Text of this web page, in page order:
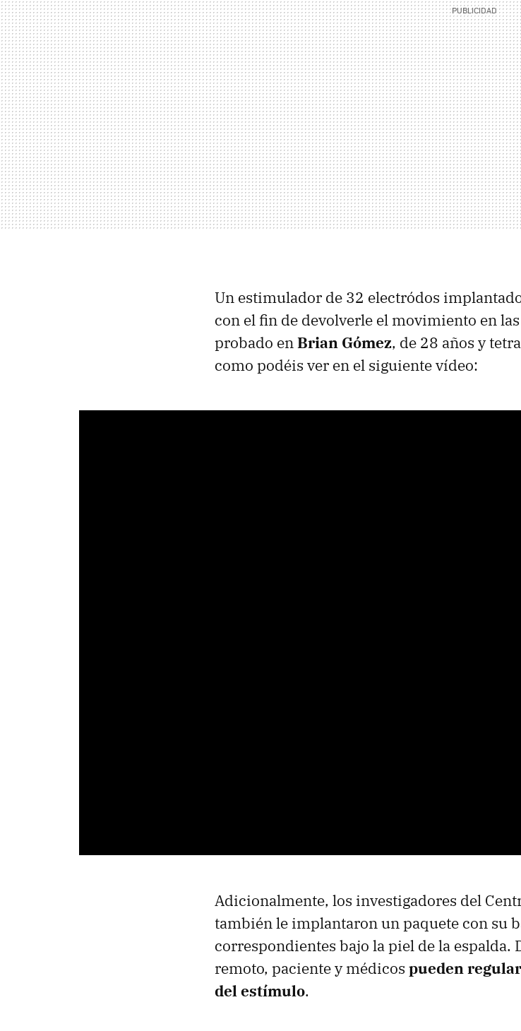
Un estimulador de 32 electródos
con el fin de devolverle el movimiento en
probado enBrian Gómez, de 28 años y
como podéis ver en el siguiente vídeo:
Adicionalmente, los investigadores del
también le implantaron un paquete con su
correspondientes bajo la piel de la espalda.
remoto, paciente y médicos pueden
del estímulo.